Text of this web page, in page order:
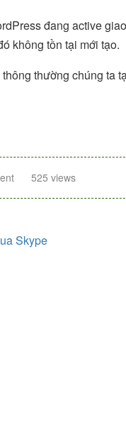
đang active
không tồn tại mới tạo.
thường chúng ta
525 views
Skype